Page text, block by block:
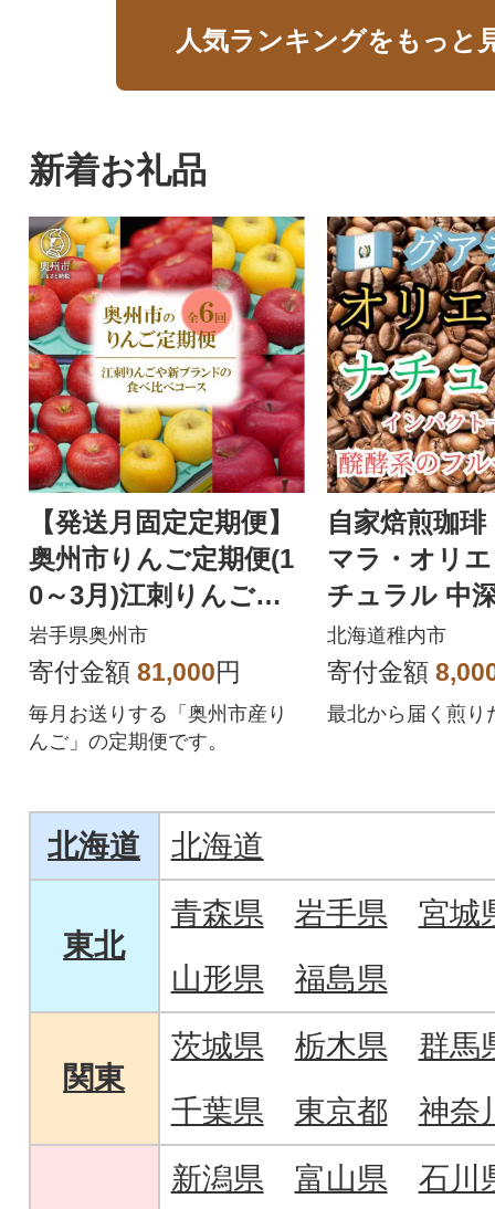
人気ランキングをもっと
新着お礼品
【発送月固定定期便】
奥州市りんご定期便(1
0～3月)江刺りんご新
ブランド食べ比べ[AQ
030]全6回
岩手県奥州市
寄付金額 81,000円
毎月お送りする「奥州市産り
んご」の定期便です。
自家焙煎珈
マラ・オリ
チュラル 中
200g
北海道稚内市
寄付金額
最北から届く煎り
北海道 北海道
東北
青森県 岩手県
宮城
山形県
福島県
関東
茨城県 栃木県
群馬
千葉県
東京都 神奈
新潟県 富山県
石川